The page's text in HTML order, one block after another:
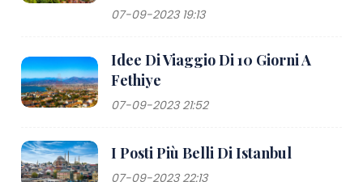
07-09-2023 19:13
Idee Di Viaggio Di 10 Giorni A
Fethiye
07-09-2023 21:52
I Posti Più Belli Di Istanbul
07-09-2023 22:13